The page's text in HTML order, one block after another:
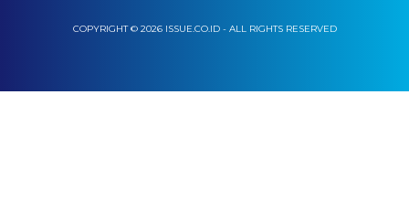
COPYRIGHT © 2026 ISSUE.CO.ID - ALL RIGHTS RESERVED